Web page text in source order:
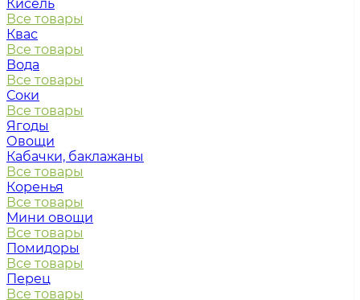
Кисель
Все товары
Квас
Все товары
Вода
Все товары
Соки
Все товары
Ягоды
Овощи
Кабачки, баклажаны
Все товары
Коренья
Все товары
Мини овощи
Все товары
Помидоры
Все товары
Перец
Все товары